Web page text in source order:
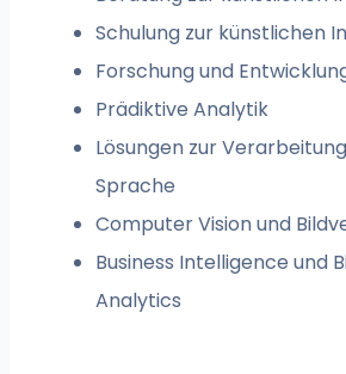
Schulung zur künstlichen
Forschung und
Prädiktive Analytik
Lösungen zur
Sprache
Computer Vision und
Business Intelligence und
Analytics